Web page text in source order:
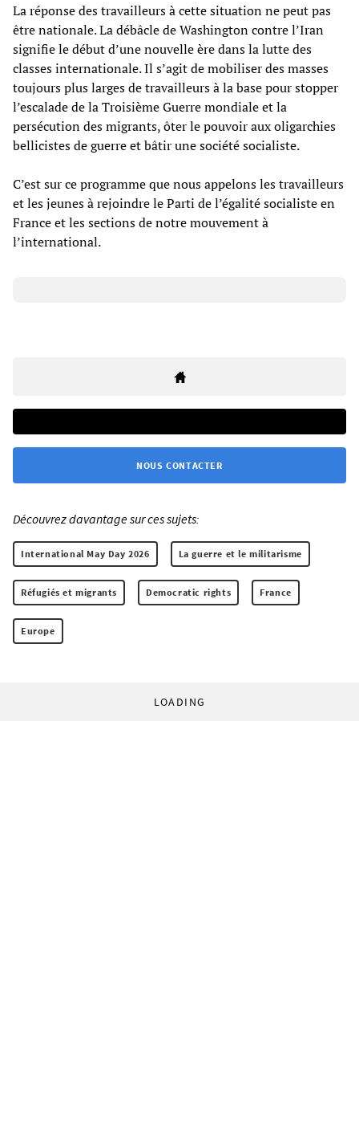
La réponse des travailleurs à cette situation ne peut pas
être nationale. La débâcle de Washington contre l’Iran
signifie le début d’une nouvelle ère dans la lutte des
classes internationale. Il s’agit de mobiliser des masses
toujours plus larges de travailleurs à la base pour stopper
l’escalade de la Troisième Guerre mondiale et la
persécution des migrants, ôter le pouvoir aux oligarchies
bellicistes de guerre et bâtir une société socialiste.
C’est sur ce programme que nous appelons les travailleurs
et les jeunes à rejoindre le Parti de l’égalité socialiste en
France et les sections de notre mouvement à
l’international.
NOUS CONTACTER
Découvrez davantage sur ces sujets:
International May Day 2026 La guerre et le militarisme
Réfugiés et migrants Democratic rights France
Europe
LOADING